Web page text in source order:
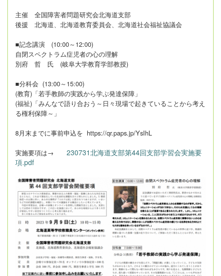
主催 全国障害者問題研究会北海道支部
後援 北海道、北海道教育委員会、北海道社会福祉協議会
■記念講演 (10:00～12:00)
自閉スペクトラム症児者の心の理解
別府 哲 氏 (岐阜大学教育学部教授)
■分科会 (13:00～15:00)
(教育)「若手教師の実践から学ぶ発達保障」
(福祉)「みんなで語り合おう～日々現場で起きていることから考え
る権利保障～」
8月末までに事前申込を https://qr.paps.jp/YsIhL
実施要項は→ 230731北海道支部第44回支部学習会実施要
項.pdf